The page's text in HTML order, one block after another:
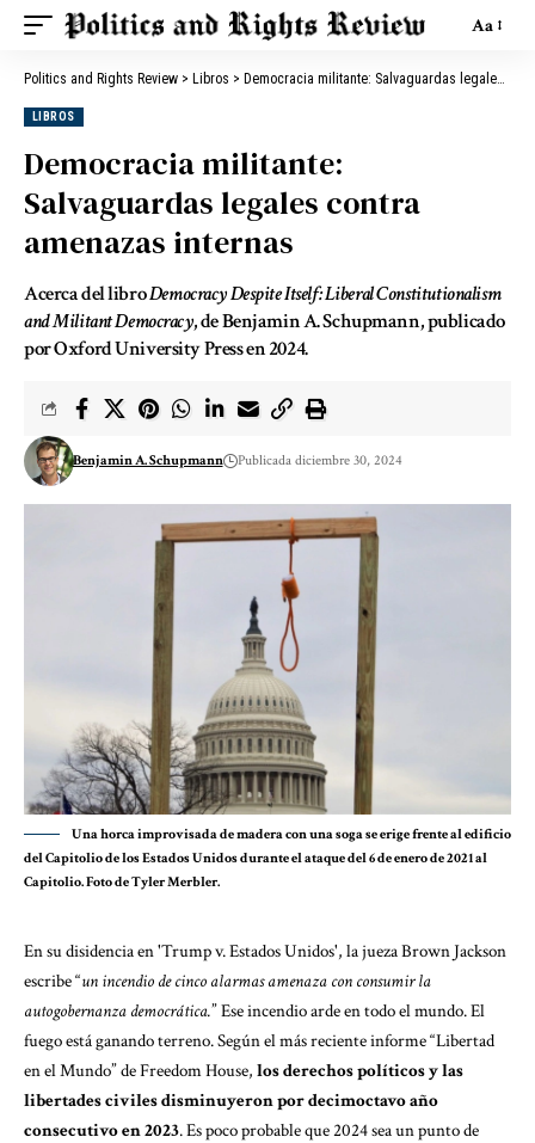
Aa
Politics and Rights Review > Libros > Democracia militante: Salvaguardas legales contra amenazas internas
LIBROS
Democracia militante:
Salvaguardas legales contra
amenazas internas
Acerca del libroDemocracy Despite Itself: Liberal Constitutionalism
and Militant Democracy, de Benjamin A. Schupmann, publicado
por Oxford University Press en 2024.
Benjamin A. Schupmann Publicada diciembre 30, 2024
Una horca improvisada de madera con una soga se erige frente al edificio
del Capitolio de los Estados Unidos durante el ataque del 6 de enero de 2021 al
Capitolio. Foto de Tyler Merbler.
En su disidencia en 'Trump v. Estados Unidos', la jueza Brown Jackson
escribe “un incendio de cinco alarmas amenaza con consumir la
autogobernanza democrática.” Ese incendio arde en todo el mundo. El
fuego está ganando terreno. Según el más reciente informe “Libertad
en el Mundo” de Freedom House, los derechos políticos y las
libertades civiles disminuyeron por decimoctavo año
consecutivo en 2023. Es poco probable que 2024 sea un punto de